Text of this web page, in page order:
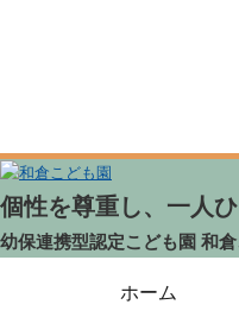
個性を尊重し、一人
幼保連携型認定こども園 和
ホーム